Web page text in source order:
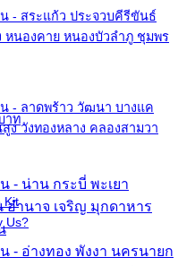
าท
Kit
Us?